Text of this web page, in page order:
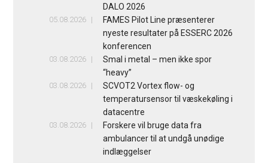
DALO 2026
05.08.2026
FAMES Pilot Line præsenterer
nyeste resultater på ESSERC 2026
konferencen
03.08.2026
Smal i metal – men ikke spor
“heavy”
03.08.2026
SCVOT2 Vortex flow- og
temperatursensor til væskekøling i
datacentre
03.08.2026
Forskere vil bruge data fra
ambulancer til at undgå unødige
indlæggelser